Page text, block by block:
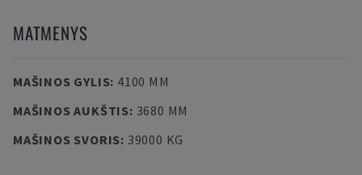
MATMENYS
MAŠINOS GYLIS: 4100 MM
MAŠINOS AUKŠTIS: 3680 MM
MAŠINOS SVORIS: 39000 KG